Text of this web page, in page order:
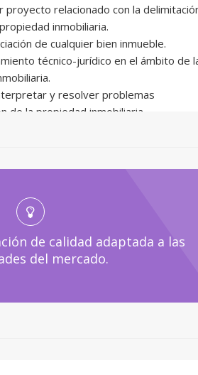
proyecto relacionado con la
inmobiliaria.
de cualquier bien inmueble.
técnico-jurídico en el ámbito de
y resolver problemas
de la propiedad inmobiliaria.
de calidad adaptada a las
del mercado.